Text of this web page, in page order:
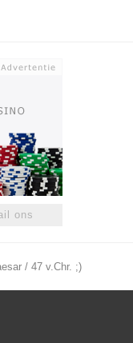
ons
/ 47 v.Chr. ;)